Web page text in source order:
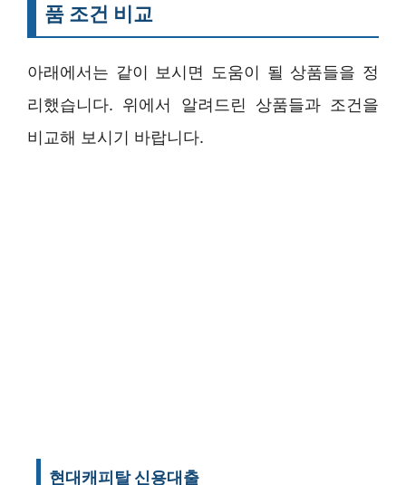
품 조건 비교
아래에서는 같이 보시면 도움이 될 상품들을 정
리했습니다. 위에서 알려드린 상품들과 조건을
비교해 보시기 바랍니다.
현대캐피탈 신용대출